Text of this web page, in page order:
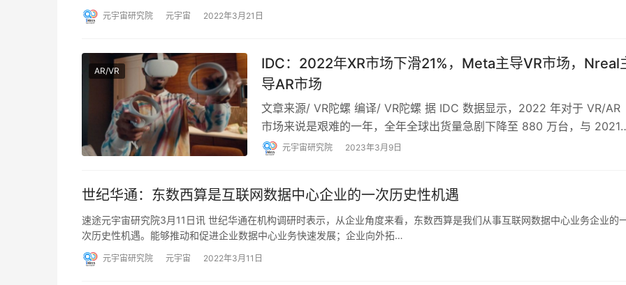
元宇宙研究院 元宇宙 2022年3月21日
AR/VR
IDC：2022年XR市场下滑21%，Meta主导VR市场，Nreal
导AR市场
文章来源/ VR陀螺 编译/ VR陀螺 据 IDC 数据显示，2022 年对于 VR/AR
市场来说是艰难的一年，全年全球出货量急剧下降至 880 万台，与 2021
年相比下降了…
元宇宙研究院 2023年3月9日
世纪华通：东数西算是互联网数据中心企业的一次历史性机遇
速途元宇宙研究院3月11日讯 世纪华通在机构调研时表示，从企业角度来看，东数西算是我们从事互联网数据中心业务企业的
次历史性机遇。能够推动和促进企业数据中心业务快速发展；企业向外拓…
元宇宙研究院 元宇宙 2022年3月11日